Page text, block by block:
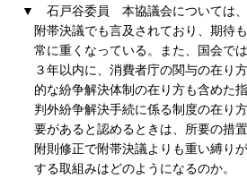
▼ 石戸谷委員
本協議会については
附帯決議でも言及されており、期待
常に重くなっている。また、国会で
３年以内に、消費者庁の関与の在り
的な紛争解決体制の在り方も含めた
判外紛争解決手続に係る制度の在り
要があると認めるときは、所要の措
附則修正で附帯決議よりも重い縛り
する取組みはどのようになるのか。